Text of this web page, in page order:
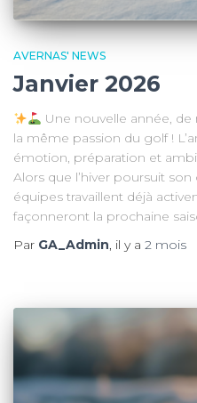
AVERNAS' NEWS
Janvier 2026
Une nouvelle année,
la même passion du golf !
émotion, préparation et
Alors que l’hiver poursuit
équipes travaillent déjà
façonneront la prochaine
Par GA_Admin, il y a 2 mois